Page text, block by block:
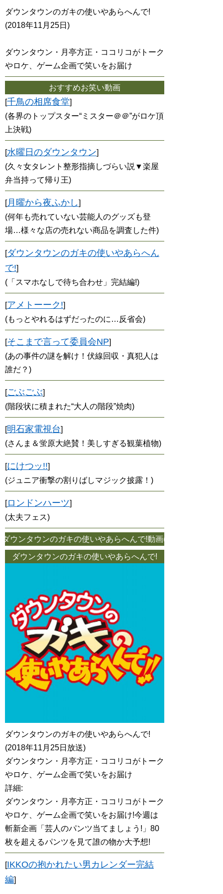
ダウンタウンのガキの使いやあらへんで!
(2018年11月25日)
ダウンタウン・月亭方正・ココリコがトーク
やロケ、ゲーム企画で笑いをお届け
おすすめお笑い動画
[千鳥の相席食堂]
(各界のトップスター“ミスター＠＠”がロケ頂
上決戦)
[水曜日のダウンタウン]
(久々女タレント整形指摘しづらい説▼楽屋
弁当持って帰り王)
[月曜から夜ふかし]
(何年も売れていない芸能人のグッズも登
場…様々な店の売れない商品を調査した件)
[ダウンタウンのガキの使いやあらへん
で!]
(「スマホなしで待ち合わせ」完結編!)
[アメトーーク!]
(もっとやれるはずだったのに…反省会)
[そこまで言って委員会NP]
(あの事件の謎を解け！伏線回収・真犯人は
誰だ？)
[ごぶごぶ]
(階段状に積まれた“大人の階段”焼肉)
[明石家電視台]
(さんま＆蛍原大絶賛！美しすぎる観葉植物)
[にけつッ!!]
(ジュニア衝撃の割りばしマジック披露！)
[ロンドンハーツ]
(太夫フェス)
ンタウンのガキの使いやあらへんで!動画(ダウンタウン・
ダウンタウンのガキの使いやあらへんで!
ダウンタウンのガキの使いやあらへんで!
(2018年11月25日放送)
ダウンタウン・月亭方正・ココリコがトーク
やロケ、ゲーム企画で笑いをお届け
詳細:
ダウンタウン・月亭方正・ココリコがトーク
やロケ、ゲーム企画で笑いをお届け!今週は
斬新企画「芸人のパンツ当てましょう!」80
枚を超えるパンツを見て誰の物か大予想!
[IKKOの抱かれたい男カレンダー完結
編]